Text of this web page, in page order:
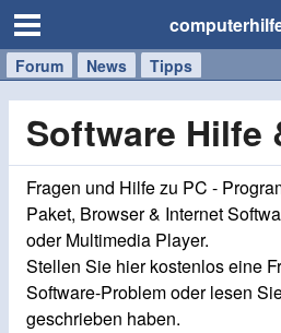
Forum News Tipps
Handy
Windows
Mac
Software Hilfe
Fragen und Hilfe zu PC -
Paket, Browser & Internet
oder Multimedia Player.
Stellen Sie hier kostenlos eine
Software-Problem oder lesen
geschrieben haben.